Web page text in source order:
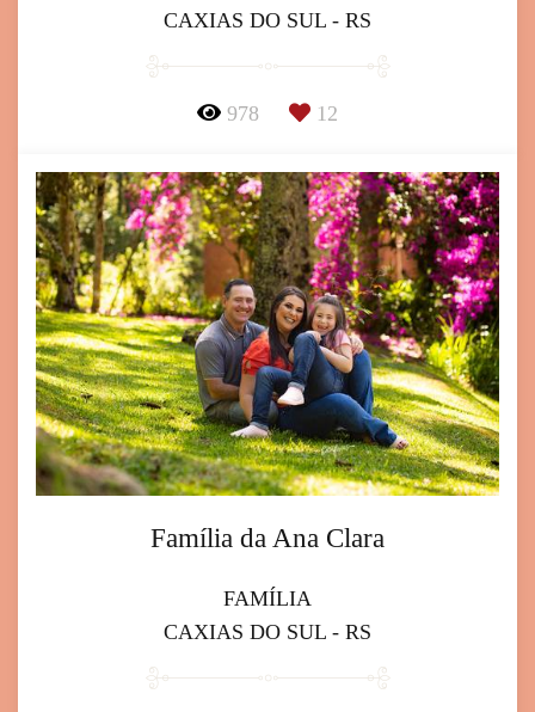
CAXIAS DO SUL - RS
978 12
Família da Ana Clara
FAMÍLIA
CAXIAS DO SUL - RS